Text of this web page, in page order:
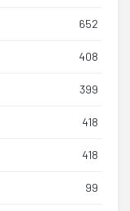
652
408
399
418
418
99